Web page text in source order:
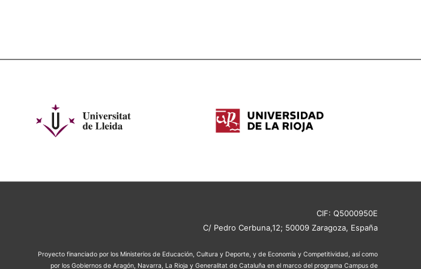
CIF: Q5000950E
C/ Pedro Cerbuna,12; 50009 Zaragoza, España
Proyecto financiado por los Ministerios de Educación, Cultura y Deporte, y de Economía y Competitividad, así como
por los Gobiernos de Aragón, Navarra, La Rioja y Generalitat de Cataluña en el marco del programa Campus de